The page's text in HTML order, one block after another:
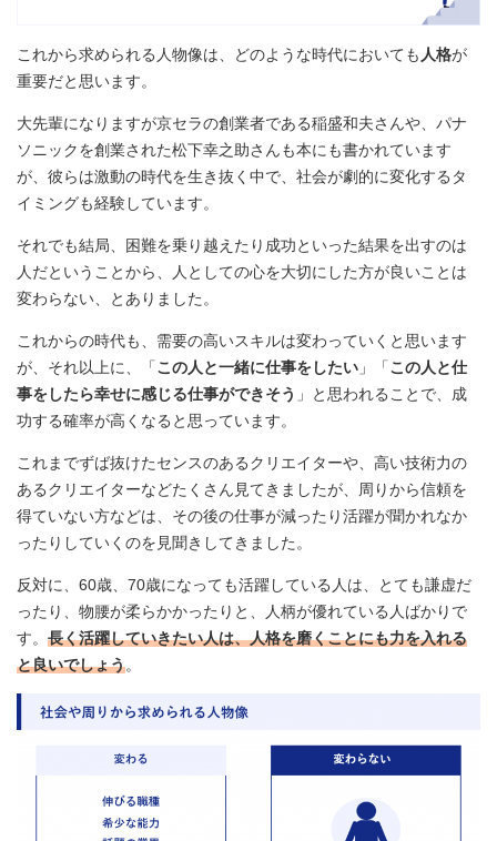
これから求められる人物像は、どのような時代においても 人格が
重要だと思います。
大先輩になりますが京セラの創業者である稲盛和夫さんや、パナ
ソニックを創業された松下幸之助さんも本にも書かれています
が、彼らは激動の時代を生き抜く中で、社会が劇的に変化するタ
イミングも経験しています。
それでも結局、困難を乗り越えたり成功といった結果を出すのは
人だということから、人としての心を大切にした方が良いことは
変わらない、とありました。
これからの時代も、需要の高いスキルは変わっていくと思います
が、それ以上に、「この人と一緒に仕事をしたい 」「この人と仕
事をしたら幸せに感じる仕事ができそう 」と思われることで、成
功する確率が高くなると思っています。
これまでずば抜けたセンスのあるクリエイターや、高い技術力の
あるクリエイターなどたくさん見てきましたが、周りから信頼を
得ていない方などは、その後の仕事が減ったり活躍が聞かれなか
ったりしていくのを見聞きしてきました。
反対に、60歳、70歳になっても活躍している人は、とても謙虚だ
ったり、物腰が柔らかかったりと、人柄が優れている人ばかりで
す。 長く活躍していきたい人は、人格を磨くことにも力を入れる
と良いでしょう。